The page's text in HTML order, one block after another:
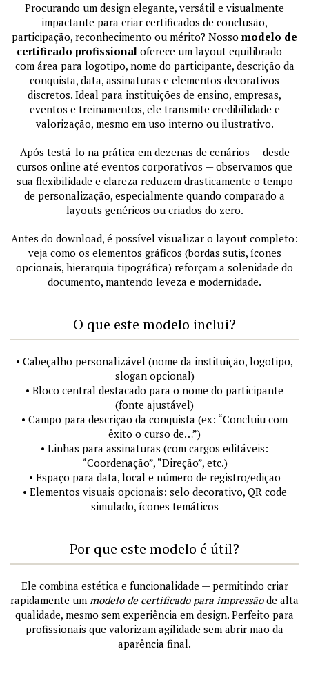
Procurando um design elegante, versátil e visualmente
impactante para criar certificados de conclusão,
participação, reconhecimento ou mérito? Nosso modelo de
certificado profissionaloferece um layout equilibrado —
com área para logotipo, nome do participante, descrição da
conquista, data, assinaturas e elementos decorativos
discretos. Ideal para instituições de ensino, empresas,
eventos e treinamentos, ele transmite credibilidade e
valorização, mesmo em uso interno ou ilustrativo.
Após testá-lo na prática em dezenas de cenários — desde
cursos online até eventos corporativos — observamos que
sua flexibilidade e clareza reduzem drasticamente o tempo
de personalização, especialmente quando comparado a
layouts genéricos ou criados do zero.
Antes do download, é possível visualizar o layout completo:
veja como os elementos gráficos (bordas sutis, ícones
opcionais, hierarquia tipográfica) reforçam a solenidade do
documento, mantendo leveza e modernidade.
O que este modelo inclui?
• Cabeçalho personalizável (nome da instituição, logotipo,
slogan opcional)
• Bloco central destacado para o nome do participante
(fonte ajustável)
• Campo para descrição da conquista (ex: “Concluiu com
êxito o curso de…”)
• Linhas para assinaturas (com cargos editáveis:
“Coordenação”, “Direção”, etc.)
• Espaço para data, local e número de registro/edição
• Elementos visuais opcionais: selo decorativo, QR code
simulado, ícones temáticos
Por que este modelo é útil?
Ele combina estética e funcionalidade — permitindo criar
rapidamente um modelo de certificado para impressãode alta
qualidade, mesmo sem experiência em design. Perfeito para
profissionais que valorizam agilidade sem abrir mão da
aparência final.